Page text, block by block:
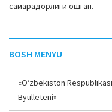
самарадорлиги ошган.
BOSH MENYU
«O‘zbekiston
Byulleteni»